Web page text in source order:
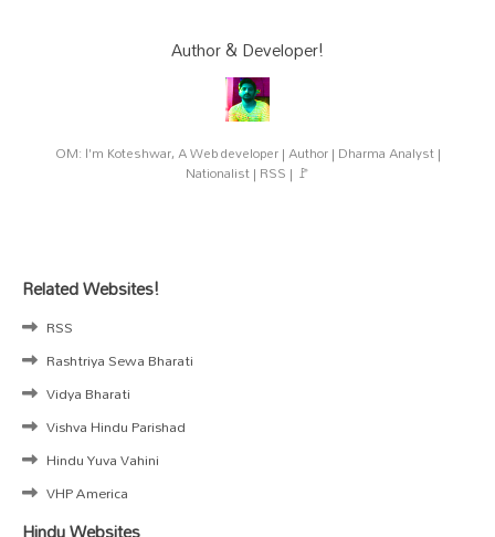
Author & Developer!
OM: I'm Koteshwar, A Web developer | Author | Dharma Analyst |
Nationalist | RSS | 🚩
Related Websites!
RSS
Rashtriya Sewa Bharati
Vidya Bharati
Vishva Hindu Parishad
Hindu Yuva Vahini
VHP America